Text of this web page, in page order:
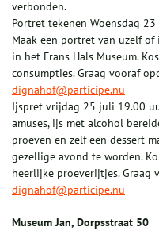
verbonden.
Portret tekenen Woensdag
Maak een portret van uzelf
in het Frans Hals Museum.
consumpties. Graag vooraf
dignahof@participe.nu
Ijspret vrijdag 25 juli 19.00
amuses, ijs met alcohol
proeven en zelf een dessert
gezellige avond te worden.
heerlijke proeverijtjes. Graag
dignahof@participe.nu
Museum Jan, Dorpsstraat 50